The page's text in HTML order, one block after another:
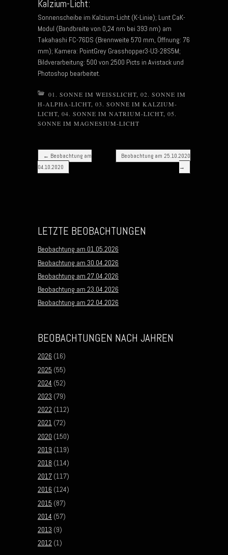
Kalzium-Licht:
Sonnenscheibe im Kalzium-Licht (K-Linie); Lunt CaK-
Modul (Bandbreite von 0,24 nm bei 393 nm) am
Takahashi FC-76DS (Brennweite 570 mm, Öffnung: 76
mm); Kamera: PointGrey Grasshopper3-U3-28S5M;
Bildverarbeitung: 500 von 2500 Picts in Avistack und
Photoshop bearbeitet.
01. SONNE IM WEISSLICHT 02. SONNE IM
H-ALPHA-LICHT 03. SONNE IM KALZIUM-
LICHT 04. SONNE IM NATRIUM-LICHT 05.
SONNE IM MAGNESIUM-LICHT
Post navigation
← Beobachtung am
04.10.2020
Beobachtung am 25.10.2020
→
LETZTE BEOBACHTUNGEN
Beobachtung am 01.05.2026
Beobachtung am 30.04.2026
Beobachtung am 27.04.2026
Beobachtung am 23.04.2026
Beobachtung am 22.04.2026
BEOBACHTUNGEN NACH JAHREN
2026 (16)
2025 (55)
2024 (52)
2023 (79)
2022 (112)
2021 (72)
2020 (150)
2019 (119)
2018 (114)
2017 (117)
2016 (124)
2015 (87)
2014 (57)
2013 (9)
2012 (1)